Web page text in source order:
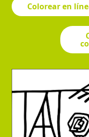
Colorear en